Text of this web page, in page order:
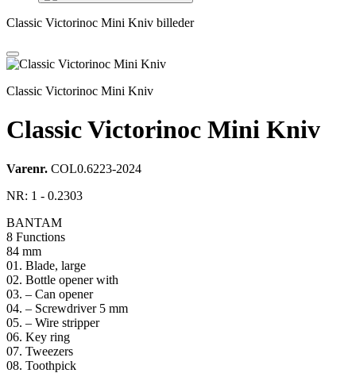
Classic Victorinoc Mini Kniv billeder
Classic Victorinoc Mini Kniv
Classic Victorinoc Mini Kniv
Varenr. COL0.6223-2024
NR: 1 - 0.2303
BANTAM
8 Functions
84 mm
01. Blade, large
02. Bottle opener with
03. – Can opener
04. – Screwdriver 5 mm
05. – Wire stripper
06. Key ring
07. Tweezers
08. Toothpick